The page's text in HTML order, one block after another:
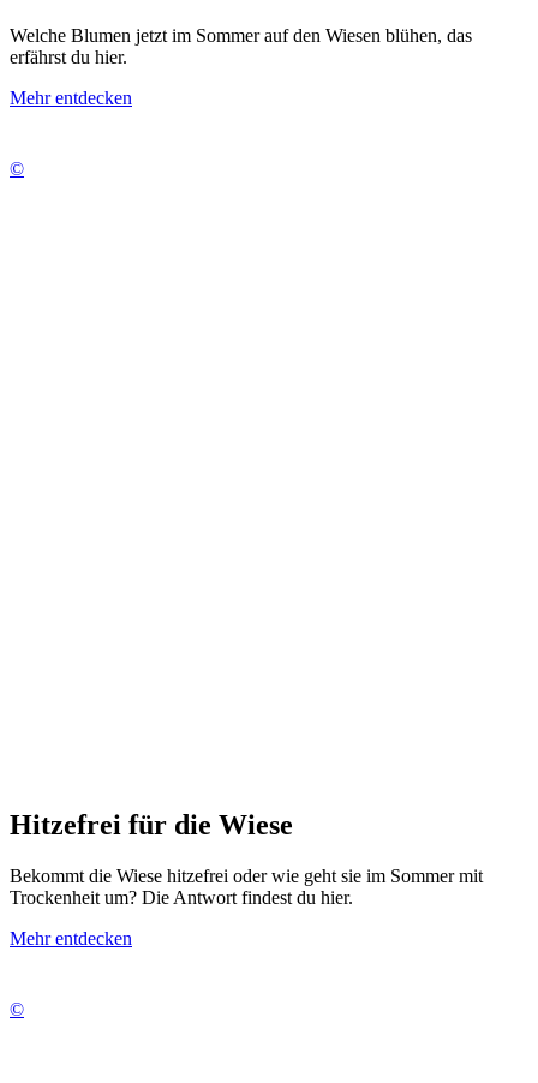
Welche Blumen jetzt im Sommer auf den Wiesen blühen, das
erfährst du hier.
Mehr entdecken
©
Hitzefrei für die Wiese
Bekommt die Wiese hitzefrei oder wie geht sie im Sommer mit
Trockenheit um? Die Antwort findest du hier.
Mehr entdecken
©